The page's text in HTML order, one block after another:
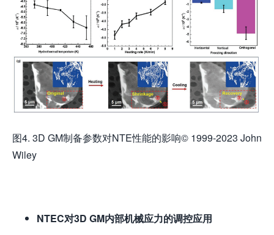
图4. 3D GM制备参数对NTE性能的影响© 1999-2023 John
Wiley
NTEC对3D GM内部机械应力的调控应用